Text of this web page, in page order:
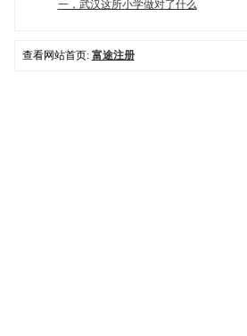
一，武汉这所小学做对了什么
查看网站首页: 富途注册